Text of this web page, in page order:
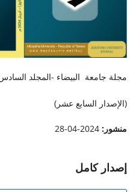
مجلة جامعة البيضاء -المجلد السادس -
(الإصدار السابع عشر)
منشور: 2024-04-28
إصدار كامل